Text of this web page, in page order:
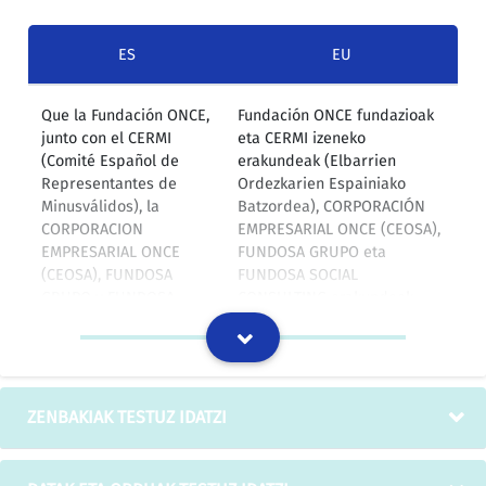
ES EU
Que la Fundación ONCE,
junto con el CERMI
(Comité Español de
Representantes de
Minusválidos), la
CORPORACION
EMPRESARIAL ONCE
(CEOSA), FUNDOSA
han constituido la
FSC.DISCAPACIDAD, para
la Formación, Servicio y
Discapacitados,
entidad titular de una
Fundación ONCE fundazioak
eta CERMI izeneko
erakundeak (Elbarrien
Ordezkarien Espainiako
Batzordea), CORPORACIÓN
EMPRESARIAL ONCE (CEOSA),
FUNDOSA GRUPO eta
FUNDOSA SOCIAL
ASOCIACIÓN FSC.
DISCAPACIDAD, para la
formación, Servicio y
Colocación de
elkarte hori Estatuaren
eremu osoa hartzen duen
ZENBAKIAK TESTUZ IDATZI